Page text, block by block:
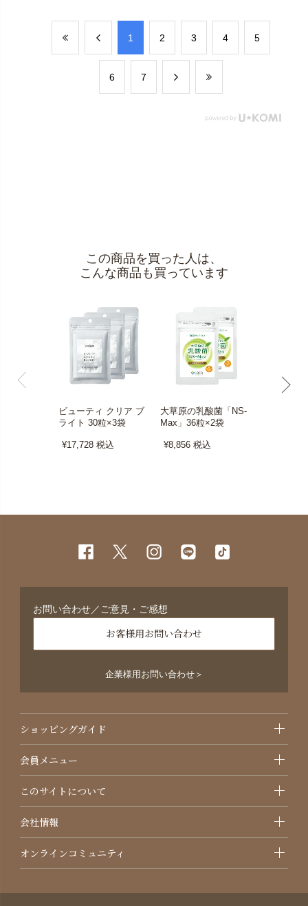
​1 ​2 ​3 ​4 ​5
​6 ​7
この商品を買った人は、
こんな商品も買っています
ビューティ クリア ブ
ライト 30粒×3袋
¥17,728税込
大草原の乳酸菌「NS-
Max」36粒×2袋
¥8,856税込
お問い合わせ／ご意見・ご感想
お客様用お問い合わせ
企業様用お問い合わせ＞
ショッピングガイド
会員メニュー
このサイトについて
会社情報
オンラインコミュニティ